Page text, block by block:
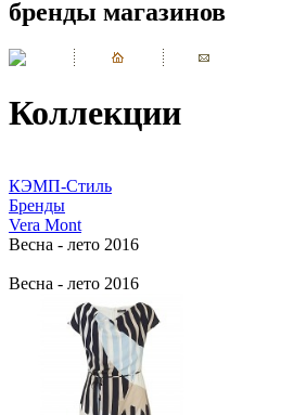
бренды магазинов
Коллекции
КЭМП-Стиль
Бренды
Vera Mont
Весна - лето 2016
Весна - лето 2016